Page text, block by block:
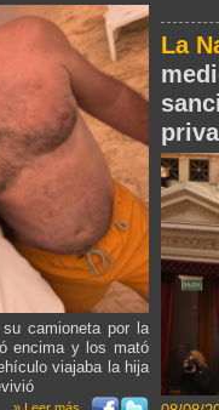
camioneta por la
encima y los mató
viajaba la hija
» Leer más...
La